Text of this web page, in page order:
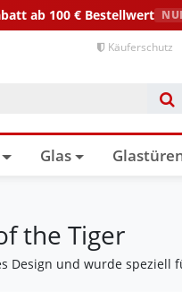
ab 100 € Bestellwert
Käuferschutz
Glas
the Tiger
Design und wurde